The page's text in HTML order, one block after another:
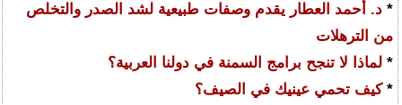
* د. أحمد العطار يقدم وصفات طبيعية لشد الصدر والتخلص
من الترهلات
* لماذا لا تنجح برامج السمنة في دولنا العربية؟
*كيف تحمي عينيك في الصيف؟